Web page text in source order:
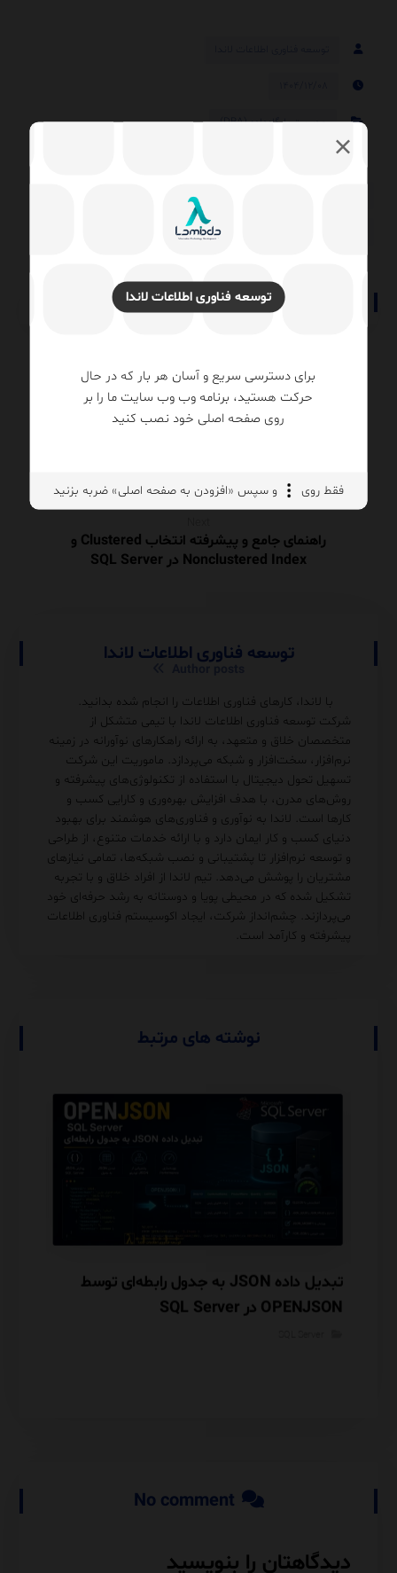
توسعه فناوری اطلاعات لاندا
برای دسترسی سریع و آسان هر بار که در حال
حرکت هستید، برنامه وب وب سایت ما را بر
روی صفحه اصلی خود نصب کنید
فقط روی و سپس «افزودن به صفحه اصلی» ضربه بزنید
مدیریت پایگاه‌داده (DBA)
تحلیل و مصورسازی داده‌ها
طراحی دیتابیس
راهنمای جامع و پیشرفته انتخاب Clustered و
Nonclustered Index در SQL Server
توسعه فناوری اطلاعات لاندا
با لاندا، کارهای فناوری اطلاعات را انجام شده بدانید.
شرکت توسعه فناوری اطلاعات لاندا با تیمی متشکل از
متخصصان خلاق و متعهد، به ارائه راهکارهای نوآورانه در زمینه
نرم‌افزار، سخت‌افزار و شبکه می‌پردازد. ماموریت این شرکت
تسهیل تحول دیجیتال با استفاده از تکنولوژی‌های پیشرفته و
روش‌های مدرن، با هدف افزایش بهره‌وری و کارایی کسب و
کارها است. لاندا به نوآوری و فناوری‌های هوشمند برای بهبود
دنیای کسب و کار ایمان دارد و با ارائه خدمات متنوع، از طراحی
و توسعه نرم‌افزار تا پشتیبانی و نصب شبکه‌ها، تمامی نیازهای
مشتریان را پوشش می‌دهد. تیم لاندا از افراد خلاق و با تجربه
تشکیل شده که در محیطی پویا و دوستانه به رشد حرفه‌ای خود
می‌پردازند. چشم‌انداز شرکت، ایجاد اکوسیستم فناوری اطلاعات
پیشرفته و کارآمد است.
نوشته های مرتبط
تبدیل داده JSON به جدول رابطه‌ای توسط
OPENJSON در SQL Server
No comment
دیدگاهتان را بنویسید